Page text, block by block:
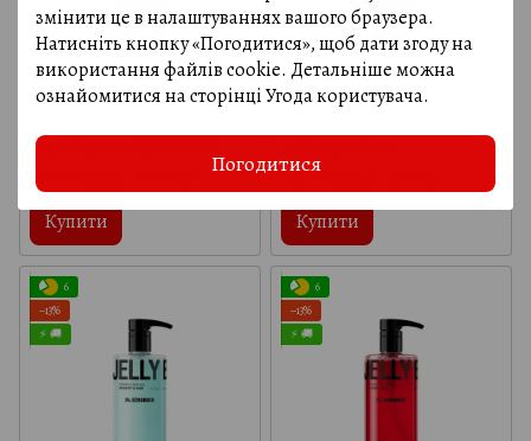
змінити це в налаштуваннях вашого браузера.
Натисніть кнопку «Погодитися», щоб дати згоду на
використання файлів cookie. Детальніше можна
ознайомитися на сторінціУгода користувача.
Погодитися
Ripe Fig Mr.SCRUBBER
Купити
Mr.SCRUBBER
350.00 грн/мл
Купити
6
−13%
⚡ 🚚
6
−13%
⚡ 🚚